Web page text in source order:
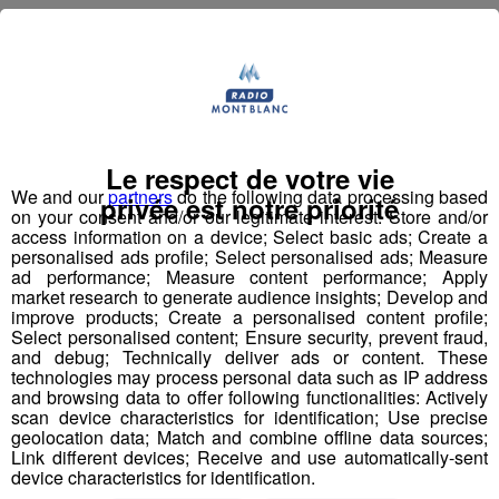
We and ourpartnersdo the following data processing based
on your consent and/or our legitimate interest: Store and/or
access information on a device; Select basic ads; Create a
personalised ads profile; Select personalised ads; Measure
ad performance; Measure content performance; Apply
market research to generate audience insights; Develop and
improve products; Create a personalised content profile;
Select personalised content; Ensure security, prevent fraud,
and debug; Technically deliver ads or content. These
technologies may process personal data such as IP address
and browsing data to offer following functionalities: Actively
scan device characteristics for identification; Use precise
geolocation data; Match and combine offline data sources;
Link different devices; Receive and use automatically-sent
device characteristics for identification.
Le respect de votre vie
privée est notre priorité